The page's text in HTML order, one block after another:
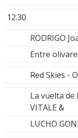
12.30
RODRIGO
Entre
Red Skies -
La vuelta de
VITALE &
LUCHO